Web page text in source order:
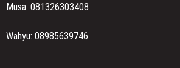
Musa: 081326303408
Wahyu: 08985639746